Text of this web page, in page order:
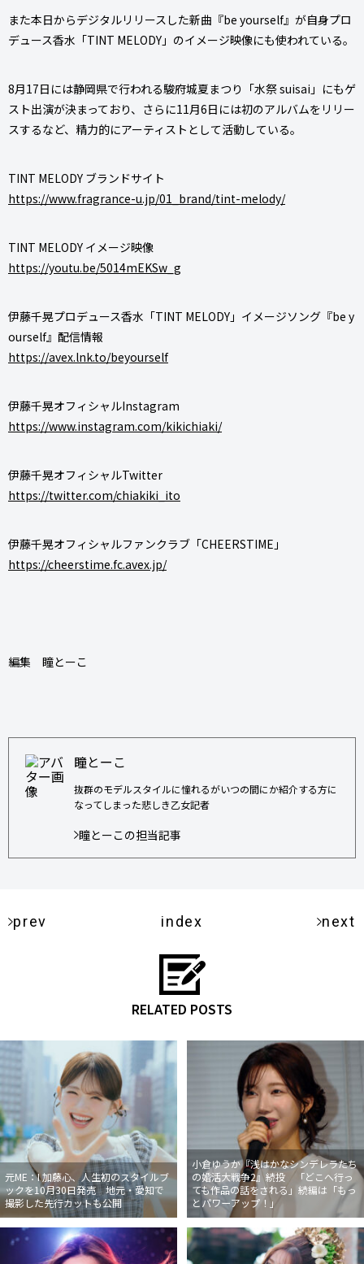
また本日からデジタルリリースした新曲『be yourself』が自身プロ
デュース香水「TINT MELODY」のイメージ映像にも使われている。
8月17日には静岡県で行われる駿府城夏まつり「水祭 suisai」にもゲ
スト出演が決まっており、さらに11月6日には初のアルバムをリリー
スするなど、精力的にアーティストとして活動している。
TINT MELODY ブランドサイト
https://www.fragrance-u.jp/01_brand/tint-melody/
TINT MELODY イメージ映像
https://youtu.be/5014mEKSw_g
伊藤千晃プロデュース香水「TINT MELODY」イメージソング『be y
ourself』配信情報
https://avex.lnk.to/beyourself
伊藤千晃オフィシャルInstagram
https://www.instagram.com/kikichiaki/
伊藤千晃オフィシャルTwitter
https://twitter.com/chiakiki_ito
伊藤千晃オフィシャルファンクラブ「CHEERSTIME」
https://cheerstime.fc.avex.jp/
編集 瞳とーこ
瞳とーこ
抜群のモデルスタイルに憧れるがいつの間にか紹介する方に
なってしまった悲しき乙女記者
瞳とーこの担当記事
prev index next
RELATED POSTS
元ME：I 加藤心、人生初のスタイルブ
ックを10月30日発売 地元・愛知で
撮影した先行カットも公開
小倉ゆうか『浅はかなシンデレラたち
の婚活大戦争2』続投 「どこへ行っ
ても作品の話をされる」続編は「もっ
とパワーアップ！」